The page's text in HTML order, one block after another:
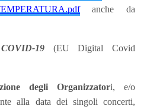
anche da
19 (EU Digital Covid
degli Organizzatori, e/o
alla data dei singoli concerti,